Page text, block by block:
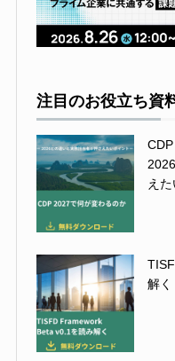
注目のお役立ち資
え
解く